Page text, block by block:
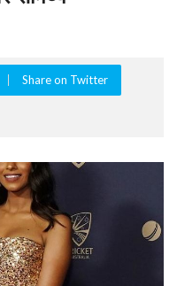
Share on Twitter